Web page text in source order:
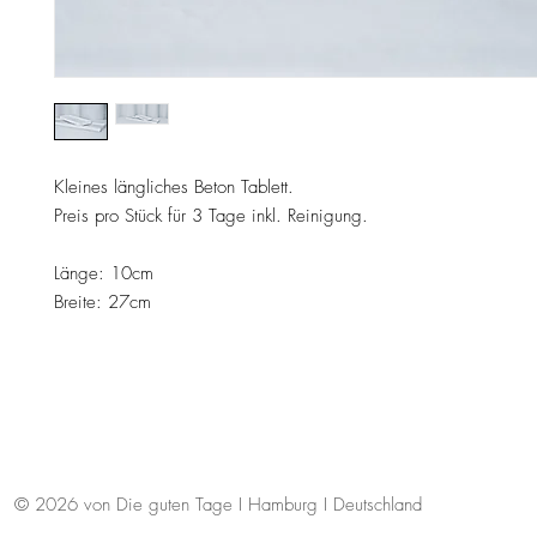
Kleines längliches Beton Tablett.
Preis pro Stück für 3 Tage inkl. Reinigung.
Länge: 10cm
Breite: 27cm
© 2026 von Die guten Tage I Hamburg I Deutschland